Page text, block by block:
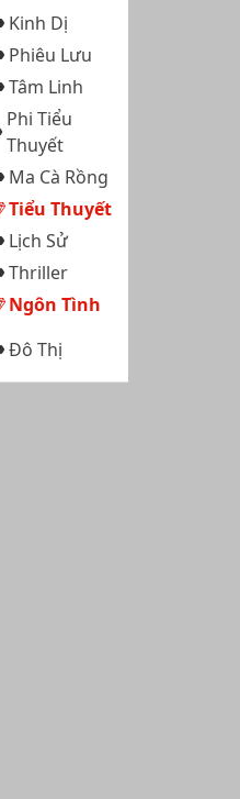
Kinh Dị
Phiêu Lưu
Tâm Linh
Phi Tiểu
Thuyết
Ma Cà Rồng
Tiểu Thuyết
Lịch Sử
Thriller
Ngôn Tình
Đô Thị